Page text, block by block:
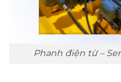
Phanh điện từ –